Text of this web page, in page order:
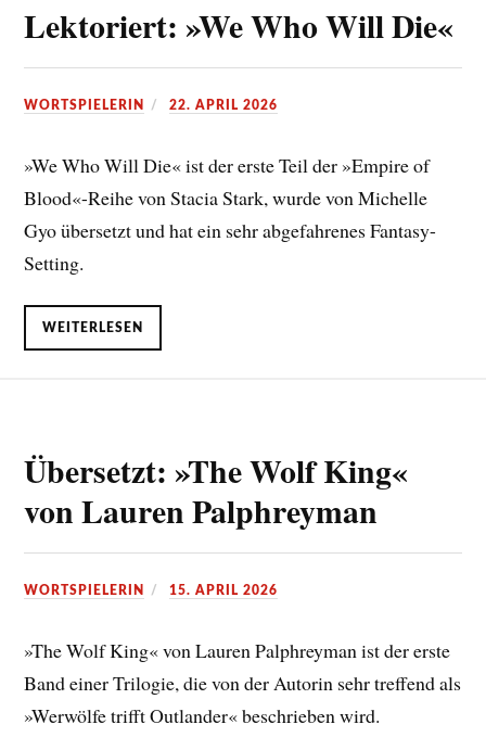
Lektoriert: »We Who Will Die«
WORTSPIELERIN 22. APRIL 2026
»We Who Will Die« ist der erste Teil der »Empire of
Blood«-Reihe von Stacia Stark, wurde von Michelle
Gyo übersetzt und hat ein sehr abgefahrenes Fantasy-
Setting.
WEITERLESEN
Übersetzt: »The Wolf King«
von Lauren Palphreyman
WORTSPIELERIN 15. APRIL 2026
»The Wolf King« von Lauren Palphreyman ist der erste
Band einer Trilogie, die von der Autorin sehr treffend als
»Werwölfe trifft Outlander« beschrieben wird.